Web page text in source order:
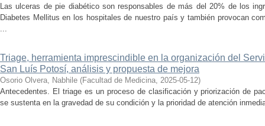
Las ulceras de pie diabético son responsables de más del 20% de los
Diabetes Mellitus en los hospitales de nuestro país y también provocan
...
Triage, herramienta imprescindible en la organización del
San Luís Potosí, análisis y propuesta de mejora
Osorio Olvera, Nabhile (Facultad de Medicina, 2025-05-12)
Antecedentes. El triage es un proceso de clasificación y priorización de
se sustenta en la gravedad de su condición y la prioridad de atención